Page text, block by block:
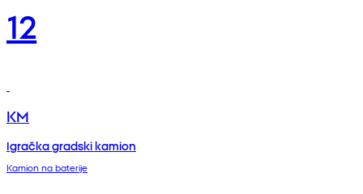
12
KM
Igračka gradski kamion
Kamion na baterije